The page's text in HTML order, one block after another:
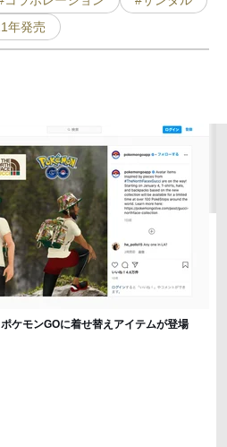
年発売
ケモンGOに着せ替えアイテムが登場